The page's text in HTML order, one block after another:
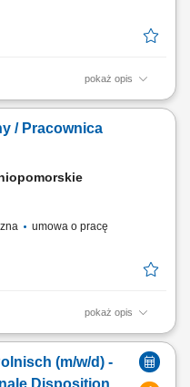
pokaż opis
składu; obsługa
towarów; przestrzeganie
procedur;
/ Pracownica
umowa o pracę
pokaż opis
przygotowywaniu
Realizowanie zadań z
i kosmetyki budowlanej
i bezpieczeństwo w obszarze
(m/w/d) -
Disposition